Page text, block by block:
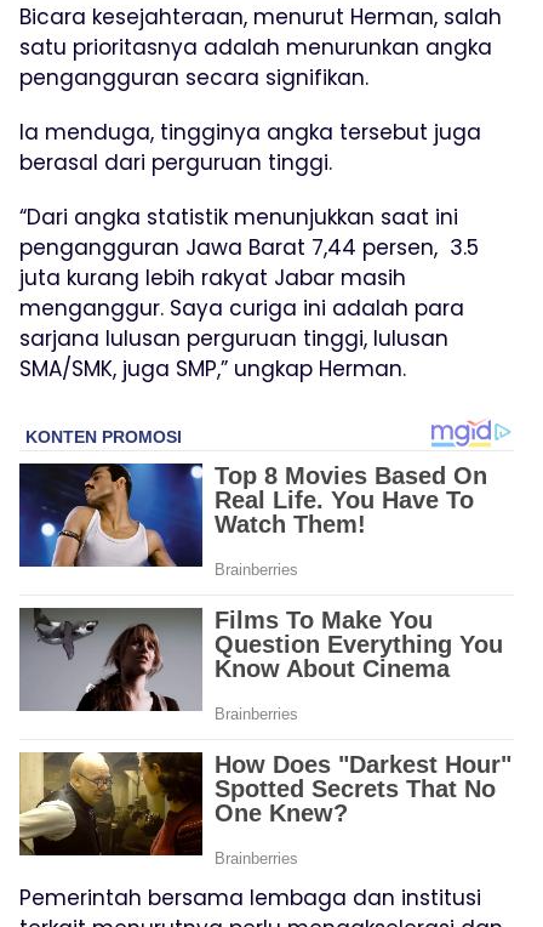
Bicara kesejahteraan, menurut Herman, salah
satu prioritasnya adalah menurunkan angka
pengangguran secara signifikan.
Ia menduga, tingginya angka tersebut juga
berasal dari perguruan tinggi.
“Dari angka statistik menunjukkan saat ini
pengangguran Jawa Barat 7,44 persen, 3.5
juta kurang lebih rakyat Jabar masih
menganggur. Saya curiga ini adalah para
sarjana lulusan perguruan tinggi, lulusan
SMA/SMK, juga SMP,” ungkap Herman.
Pemerintah bersama lembaga dan institusi